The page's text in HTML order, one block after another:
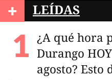
+ LEÍDAS
¿A qué hora
Durango
agosto? Esto